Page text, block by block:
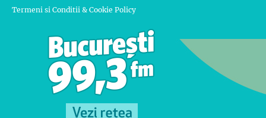
Termeni si Conditii & Cookie Policy